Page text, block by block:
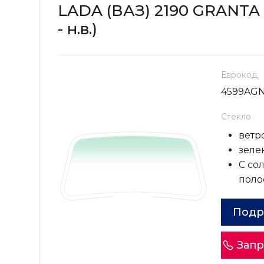
LADA (ВАЗ) 2190 GRANTA
- н.в.)
Еврокод
Стекло
С